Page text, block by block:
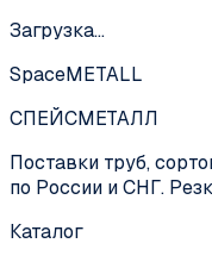
Загрузка…
SpaceMETALL
СПЕЙСМЕТАЛЛ
Поставки труб,
по России и СНГ.
Каталог